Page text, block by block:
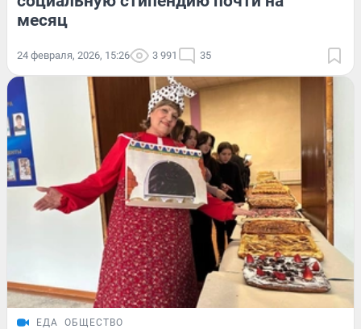
месяц
24 февраля, 2026, 15:26 3 991 35
ЕДА ОБЩЕСТВО